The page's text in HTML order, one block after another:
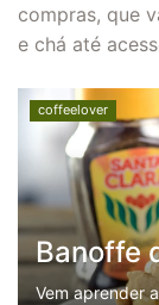
compras, que
e chá até
coffeelover
Banoffe
Vem aprender